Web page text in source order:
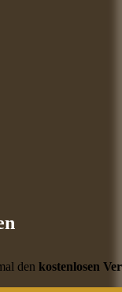
denkostenlosen